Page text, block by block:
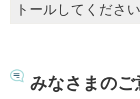
トールしてください
みなさまの